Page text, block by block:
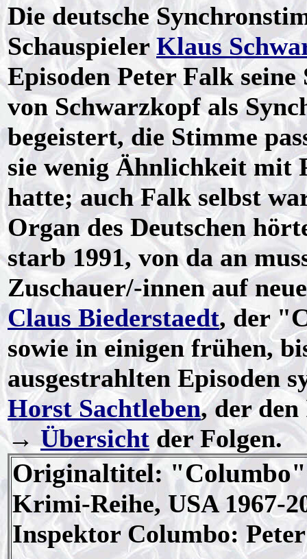
Die deutsche
SchauspielerKlaus
Episoden Peter Falk
von Schwarzkopf als
begeistert, die Stimme
sie wenig Ähnlichkeit mit
hatte; auch Falk selbst
Organ des Deutschen
starb 1991, von da an
Zuschauer/-innen auf
Claus Biederstaedt, der
sowie in einigen frühen,
ausgestrahlten Episoden
Horst Sachtleben, der
→Übersicht der Folgen.
Originaltitel: "Columbo"
Krimi-Reihe, USA 1967-
Inspektor Columbo: